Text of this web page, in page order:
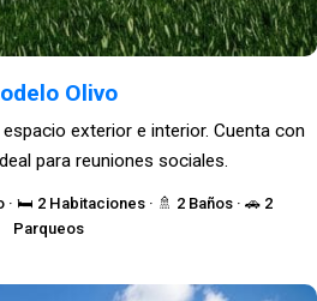
Olivo
· 🛏️ 2 Habitaciones · 🚿 2 Baños · 🚗 2
Parqueos
exterior e interior. Cuenta con
para reuniones sociales.